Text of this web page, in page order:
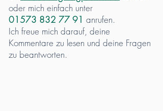
oder mich einfach unter
01573 832 77 91 anrufen.
Ich freue mich darauf, deine
Kommentare zu lesen und deine Fragen
zu beantworten.